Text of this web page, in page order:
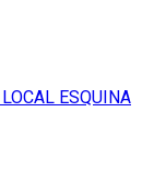
ESQUINA